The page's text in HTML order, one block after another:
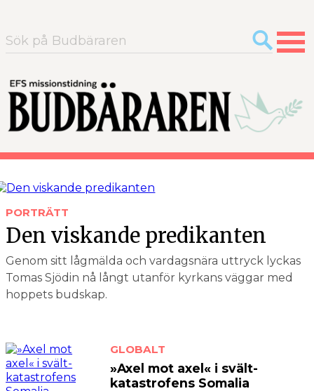
Sök
efter:
PORTRÄTT
Den viskande predikanten
Genom sitt lågmälda och vardagsnära uttryck lyckas
Tomas Sjödin nå långt utanför kyrkans väggar med
hoppets budskap.
GLOBALT
»Axel mot axel« i svält­
katastrofens Somalia